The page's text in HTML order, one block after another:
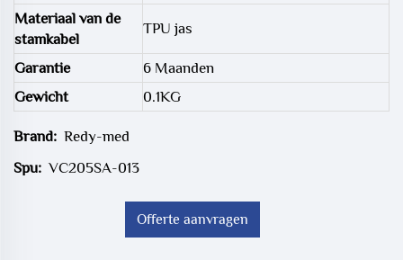
Materiaal van de
stamkabel
TPU jas
Garantie
6 Maanden
Gewicht
0.1KG
Brand: Redy-med
Spu: VC205SA-013
Offerte aanvragen